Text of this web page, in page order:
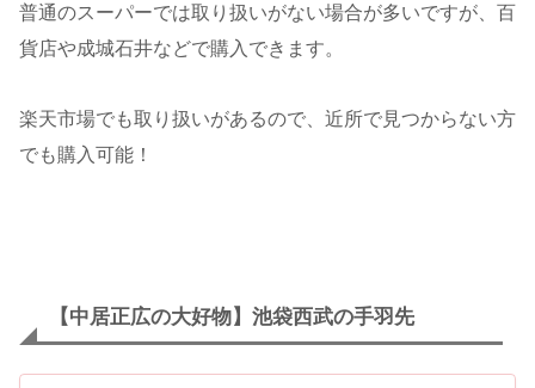
普通のスーパーでは取り扱いがない場合が多いですが、百
貨店や成城石井などで購入できます。
楽天市場でも取り扱いがあるので、近所で見つからない方
でも購入可能！
【中居正広の大好物】池袋西武の手羽先